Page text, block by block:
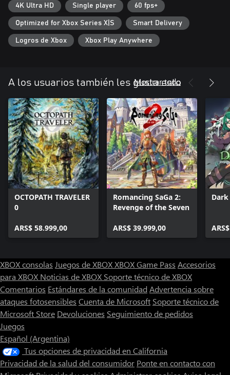
4K Ultra HD Single player 60 fps+
Optimized for Xbox Series X|S Smart Delivery
Logros de Xbox Xbox Play Anywhere
A los usuarios también les gusta esto
Mostrar todo
OCTOPATH TRAVELER
0
ARS$ 58.999,00
Romancing SaGa 2:
Revenge of the Seven
ARS$ 39.999,00
XBOX consolas Juegos de XBOXXBOX Game Pass Accesorios
para XBOX Noticias de XBOX Soporte técnico de XBOX
Comentarios Estándares de la comunidad Advertencia sobre
ataques fotosensibles Cuenta de Microsoft Soporte técnico de
Microsoft Store Devoluciones Seguimiento de pedidos
Juegos
Español (Argentina)
Tus opciones de privacidad en California
Privacidad de la salud del consumidor Ponte en contacto con